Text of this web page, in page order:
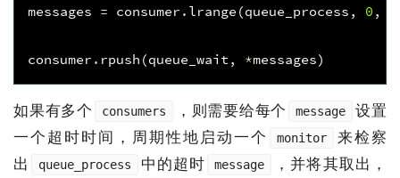
messages = consumer . lrange (queue_process , 0 ,
consumer . rpush (queue_wait , *messages)
如果有多个 consumers ，则需要给每个 message
设置
一个超时时间，周期性地启动一个
monitor
来检察
出
queue_process 中的超时 message
，并将其取出，